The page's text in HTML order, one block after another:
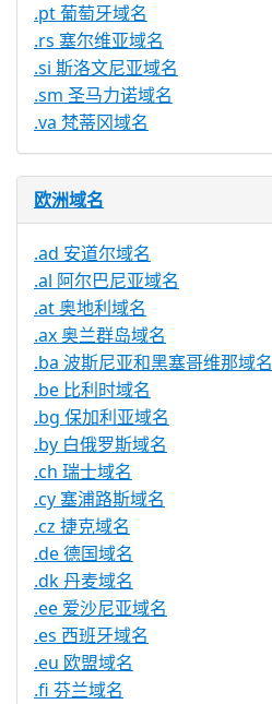
.pt 葡萄牙域名
.rs 塞尔维亚域名
.si 斯洛文尼亚域名
.sm 圣马力诺域名
.va 梵蒂冈域名
欧洲域名
.ad 安道尔域名
.al 阿尔巴尼亚域名
.at 奥地利域名
.ax 奥兰群岛域名
.ba 波斯尼亚和黑塞哥维那域名
.be 比利时域名
.bg 保加利亚域名
.by 白俄罗斯域名
.ch 瑞士域名
.cy 塞浦路斯域名
.cz 捷克域名
.de 德国域名
.dk 丹麦域名
.ee 爱沙尼亚域名
.es 西班牙域名
.eu 欧盟域名
.fi 芬兰域名